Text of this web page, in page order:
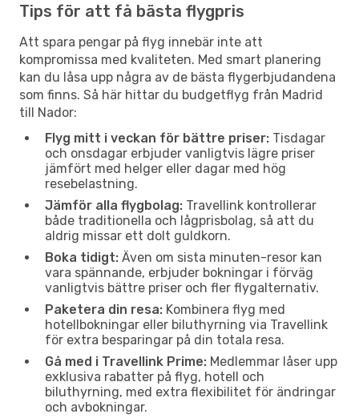
Tips för att få bästa flygpris
Att spara pengar på flyg innebär inte att
kompromissa med kvaliteten. Med smart planering
kan du låsa upp några av de bästa flygerbjudandena
som finns. Så här hittar du budgetflyg från Madrid
till Nador:
Flyg mitt i veckan för bättre priser: Tisdagar
och onsdagar erbjuder vanligtvis lägre priser
jämfört med helger eller dagar med hög
resebelastning.
Jämför alla flygbolag: Travellink kontrollerar
både traditionella och lågprisbolag, så att du
aldrig missar ett dolt guldkorn.
Boka tidigt: Även om sista minuten-resor kan
vara spännande, erbjuder bokningar i förväg
vanligtvis bättre priser och fler flygalternativ.
Paketera din resa: Kombinera flyg med
hotellbokningar eller biluthyrning via Travellink
för extra besparingar på din totala resa.
Gå med i Travellink Prime: Medlemmar låser upp
exklusiva rabatter på flyg, hotell och
biluthyrning, med extra flexibilitet för ändringar
och avbokningar.